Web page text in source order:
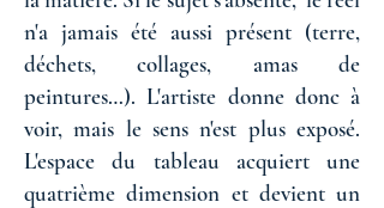
n'a jamais été aussi présent (terre,
déchets, collages, amas de
peintures…). L'artiste donne donc à
voir, mais le sens n'est plus exposé.
L'espace du tableau acquiert une
quatrième dimension et devient un